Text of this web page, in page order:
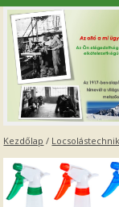
Viszonteladóknak
Kezdőlap /